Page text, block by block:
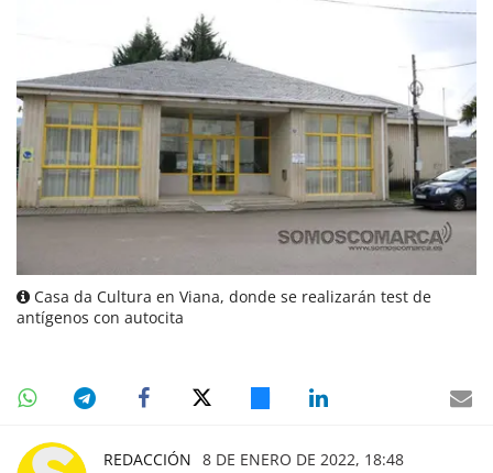
Casa da Cultura en Viana, donde se realizarán test de
antígenos con autocita
REDACCIÓN 8 DE ENERO DE 2022, 18:48